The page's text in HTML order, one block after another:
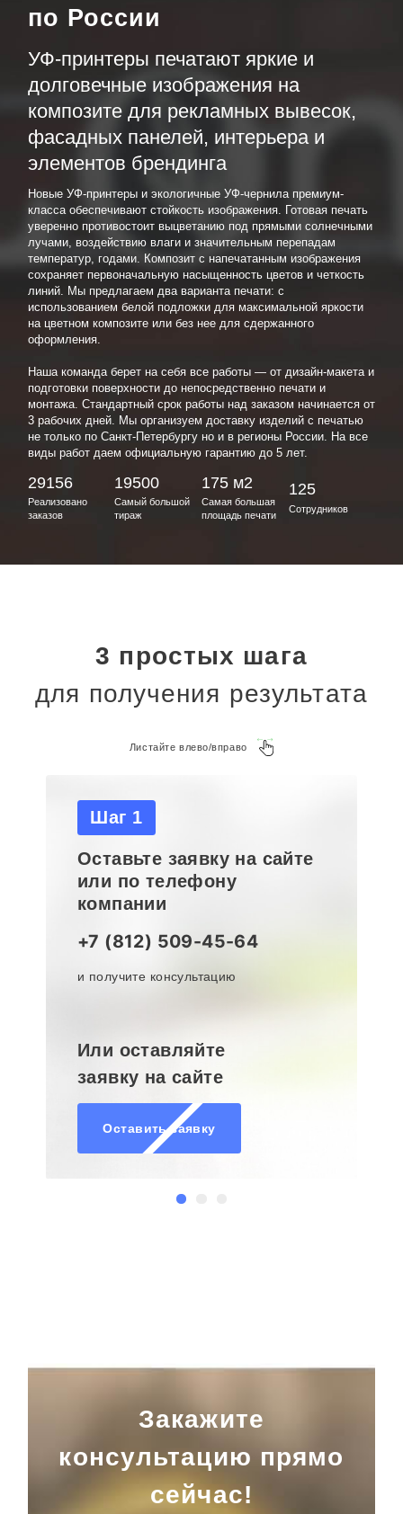
по России
УФ-принтеры печатают яркие и
долговечные изображения на
композите для рекламных вывесок,
фасадных панелей, интерьера и
элементов брендинга
Новые УФ-принтеры и экологичные УФ-чернила премиум-
класса обеспечивают стойкость изображения. Готовая печать
уверенно противостоит выцветанию под прямыми солнечными
лучами, воздействию влаги и значительным перепадам
температур, годами. Композит с напечатанным изображения
сохраняет первоначальную насыщенность цветов и четкость
линий. Мы предлагаем два варианта печати: с
использованием белой подложки для максимальной яркости
на цветном композите или без нее для сдержанного
оформления.
Наша команда берет на себя все работы — от дизайн-макета и
подготовки поверхности до непосредственно печати и
монтажа. Стандартный срок работы над заказом начинается от
3 рабочих дней. Мы организуем доставку изделий с печатью
не только по Санкт-Петербургу но и в регионы России. На все
виды работ даем официальную гарантию до 5 лет.
29156
Реализовано
заказов
19500
Самый большой
тираж
175 м2
Самая большая
площадь печати
125
Сотрудников
3 простых шага
для получения результата
Листайте влево/вправо
Шаг 1
Оставьте заявку на сайте
или по телефону
компании
+7 (812) 509-45-64
и получите консультацию
Или оставляйте
заявку на сайте
Оставить заявку
Закажите
консультацию прямо
сейчас!